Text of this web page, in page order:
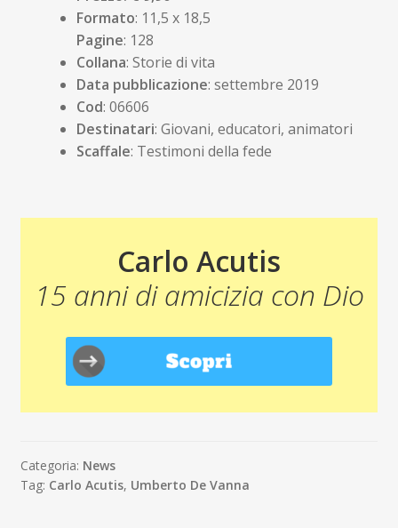
Formato: 11,5 x 18,5
Pagine: 128
Collana: Storie di vita
Data pubblicazione: settembre 2019
Cod: 06606
Destinatari: Giovani, educatori, animatori
Scaffale: Testimoni della fede
Carlo Acutis
15 anni di amicizia con Dio
Categoria: News
Tag: Carlo Acutis, Umberto De Vanna